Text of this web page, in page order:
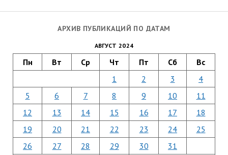
АРХИВ ПУБЛИКАЦИЙ ПО ДАТАМ
АВГУСТ 2024
Пн Вт Ср Чт Пт Сб Вс
1 2 3
4
5
6 7 8 9 10
11
12
13 14 15 16 17
18
19
20 21 22 23 24
25
26
27 28 29 30 31